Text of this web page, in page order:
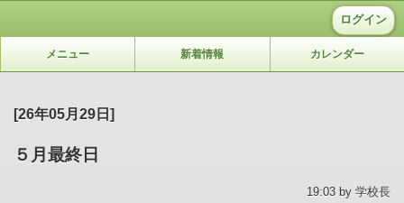
ログイン
メニュー 新着情報 カレンダー
[26年05月29日]
５月最終日
19:03 by 学校長